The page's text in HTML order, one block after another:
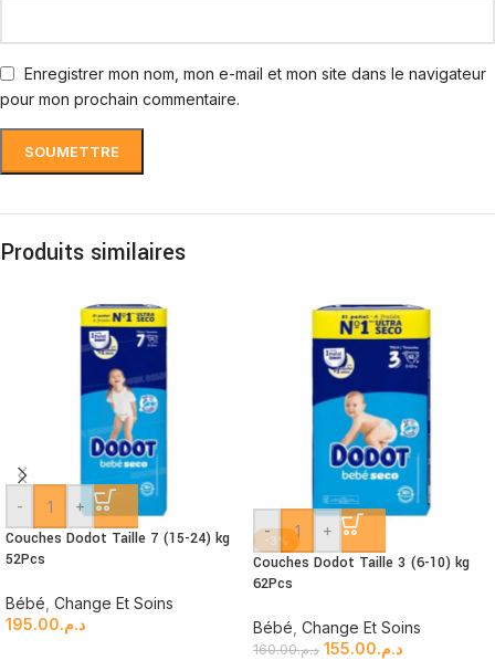
Enregistrer mon nom, mon e-mail et mon site dans le navigateur
pour mon prochain commentaire.
Produits similaires
- +
Couches Dodot Taille 7 (15-24) kg
52Pcs
Bébé Change Et Soins
د.م.195.00
-3%
- +
Couches Dodot Taille 3 (6-10) kg
62Pcs
Bébé Change Et Soins
د.م.160.00 د.م.155.00